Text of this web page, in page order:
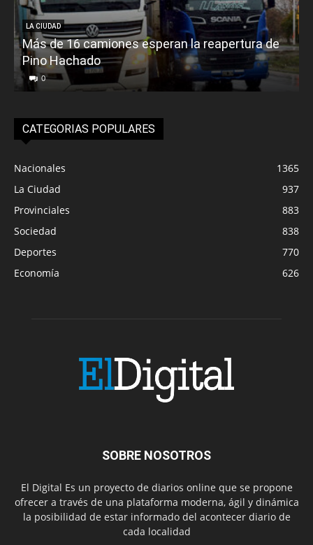
LA CIUDAD
Más de 16 camiones esperan la reapertura de
Pino Hachado
0
CATEGORIAS POPULARES
Nacionales
1365
La Ciudad
937
Provinciales
883
Sociedad
838
Deportes
770
Economía
626
SOBRE NOSOTROS
El Digital Es un proyecto de diarios online que se propone
ofrecer a través de una plataforma moderna, ágil y dinámica
la posibilidad de estar informado del acontecer diario de
cada localidad